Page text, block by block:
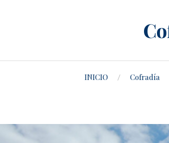
INICIO Cofradía